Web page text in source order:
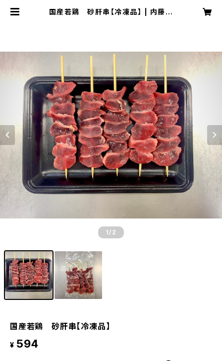
国産若鶏 砂肝串【冷凍品】 | 内藤精
1 /2
国産若鶏 砂肝串【冷凍品】
¥ 594